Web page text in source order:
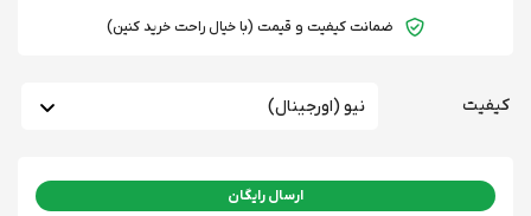
ضمانت کیفیت و قیمت (با خیال راحت خرید کنین)
کیفیت
ارسال رایگان